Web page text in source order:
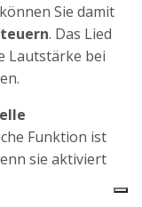
Sie damit
. Das Lied
Lautstärke bei
Funktion ist
sie aktiviert